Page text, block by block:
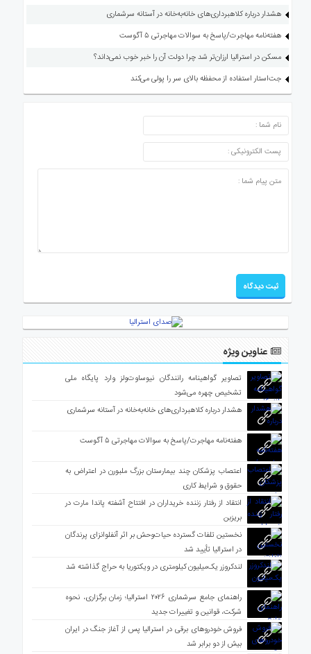
هشدار درباره کلاهبرداری‌های خانه‌به‌خانه در آستانه سرشماری
هفته‌نامه مهاجرت/پاسخ به سوالات مهاجرتی ۵ آگوست
مسکن در استرالیا ارزان‌تر شد چرا دولت آن را خبر خوب نمی‌داند؟
جت‌استار استفاده از محفظه بالای سر را پولی می‌کند
ارسال دیدگاه
عناوین ویژه
تصاویر گواهینامه رانندگان نیوساوت‌ولز وارد پایگاه ملی
تشخیص چهره می‌شود
هشدار درباره کلاهبرداری‌های خانه‌به‌خانه در آستانه سرشماری
هفته‌نامه مهاجرت/پاسخ به سوالات مهاجرتی ۵ آگوست
اعتصاب پزشکان چند بیمارستان بزرگ ملبورن در اعتراض به
حقوق و شرایط کاری
انتقاد از رفتار زننده خریداران در افتتاح آشفته پاندا مارت در
بریزبن
نخستین تلفات گسترده حیات‌وحش بر اثر آنفلوانزای پرندگان
در استرالیا تأیید شد
لندکروزر یک‌میلیون کیلومتری در ویکتوریا به حراج گذاشته شد
راهنمای جامع سرشماری ۲۰۲۶ استرالیا؛ زمان برگزاری، نحوه
شرکت، قوانین و تغییرات جدید
فروش خودروهای برقی در استرالیا پس از آغاز جنگ در ایران
بیش از دو برابر شد